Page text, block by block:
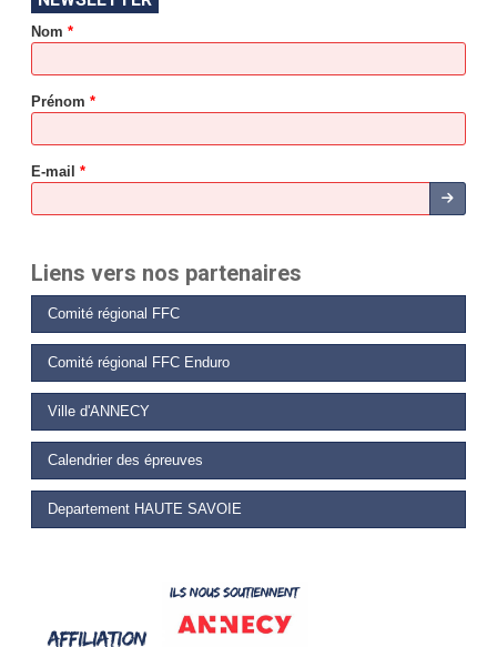
Nom *
Prénom *
E-mail *
Liens vers nos partenaires
Comité régional FFC
Comité régional FFC Enduro
Ville d'ANNECY
Calendrier des épreuves
Departement HAUTE SAVOIE